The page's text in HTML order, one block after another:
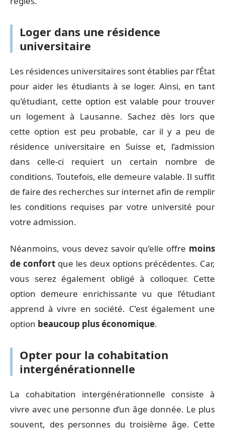
Loger dans une résidence
universitaire
Les résidences universitaires sont établies par l’État
pour aider les étudiants à se loger. Ainsi, en tant
qu’étudiant, cette option est valable pour trouver
un logement à Lausanne. Sachez dès lors que
cette option est peu probable, car il y a peu de
résidence universitaire en Suisse et, l’admission
dans celle-ci requiert un certain nombre de
conditions. Toutefois, elle demeure valable. Il suffit
de faire des recherches sur internet afin de remplir
les conditions requises par votre université pour
votre admission.
Néanmoins, vous devez savoir qu’elle offre moins
de confort que les deux options précédentes. Car,
vous serez également obligé à colloquer. Cette
option demeure enrichissante vu que l’étudiant
apprend à vivre en société. C’est également une
option beaucoup pluséconomique.
Opter pour la cohabitation
intergénérationnelle
La cohabitation intergénérationnelle consiste à
vivre avec une personne d’un âge donnée. Le plus
souvent, des personnes du troisième âge. Cette